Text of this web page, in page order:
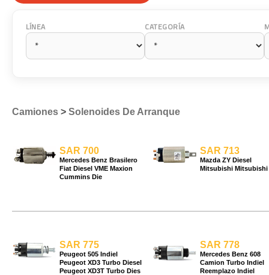
LÍNEA CATEGORÍA
Camiones> Solenoides De Arranque
SAR 700
Mercedes Benz Brasilero
Fiat Diesel VME Maxion
Cummins Die
SAR 713
Mazda ZY Diesel
Mitsubishi Mitsubishi
SAR 775
Peugeot 505 Indiel
Peugeot XD3 Turbo Diesel
Peugeot XD3T Turbo Dies
SAR 778
Mercedes Benz 608
Camion Turbo Indiel
Reemplazo Indiel